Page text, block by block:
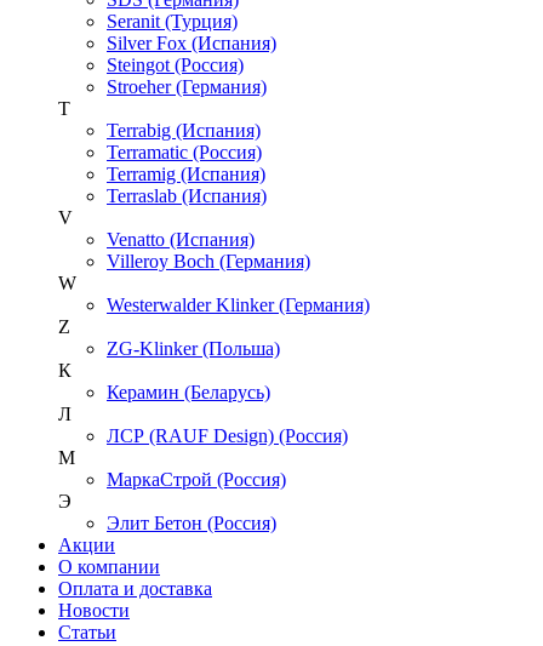
Seranit (Турция)
Silver Fox (Испания)
Steingot (Россия)
Stroeher (Германия)
T
Terrabig (Испания)
Terramatic (Россия)
Terramig (Испания)
Terraslab (Испания)
V
Venatto (Испания)
Villeroy Boch (Германия)
W
Westerwalder Klinker (Германия)
Z
ZG-Klinker (Польша)
К
Керамин (Беларусь)
Л
ЛСР (RAUF Design) (Россия)
М
МаркаСтрой (Россия)
Э
Элит Бетон (Россия)
Акции
О компании
Оплата и доставка
Новости
Статьи